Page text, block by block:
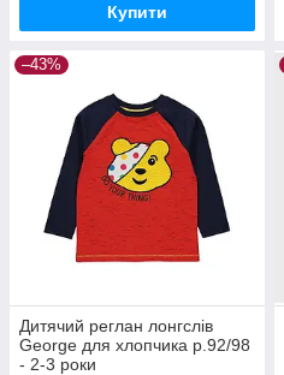
Купити
–43%
Дитячий реглан лонгслів
George для хлопчика р.92/98
- 2-3 роки